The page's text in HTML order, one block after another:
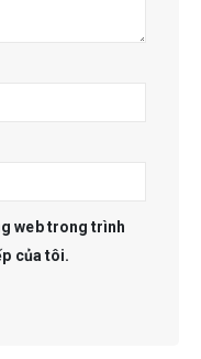
web trong trình
của tôi.